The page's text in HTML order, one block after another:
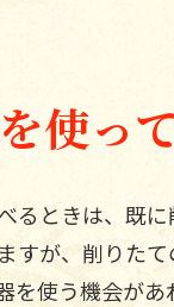
使っ
るときは、既
すが、削りた
を使う機会があ